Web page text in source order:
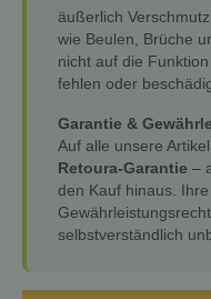
äußerlich
wie Beulen, Brüche
nicht auf die
fehlen oder
Garantie &
Auf alle unsere
Retoura-Garantie –
den Kauf hinaus.
selbstverständlich